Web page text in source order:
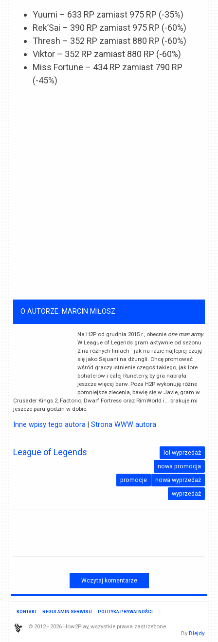
Yuumi – 633 RP zamiast 975 RP (-35%)
Rek’Sai – 390 RP zamiast 975 RP (-60%)
Thresh – 352 RP zamiast 880 RP (-60%)
Viktor – 352 RP zamiast 880 RP (-60%)
Miss Fortune – 434 RP zamiast 790 RP
(-45%)
O AUTORZE: MARCIN MIŁOSZ
Na H2P od grudnia 2015 r., obecnie one man army.
W League of Legends gram aktywnie od sezonu
2 na różnych liniach - jak na razie najlepiej czuję
się jako Sejuani na dżungli. Chcę promować
wśród graczy istnienie czegoś takiego, jak lore
bohaterów i całej Runeterry, by gra nabrała
jeszcze więcej barw. Poza H2P wykonuję różne
pomniejsze zlecenia, bawię się w Javie, gram w
Crusader Kings 2, Factorio, Dwarf Fortress oraz RimWorld i... brakuje mi
jeszcze paru godzin w dobie.
Inne wpisy tego autora |Strona WWW autora
League of Legends
lol wyprzedaż
nowa promocja
nowa wyprzedaż
promocje
wyprzedaż
Wczytaj komentarze
KONTAKT REGULAMIN SERWISU POLITYKA PRYWATNOŚCI
© 2012 - 2026 How2Play, wszystkie prawa zastrzeżone.
By Blejdy